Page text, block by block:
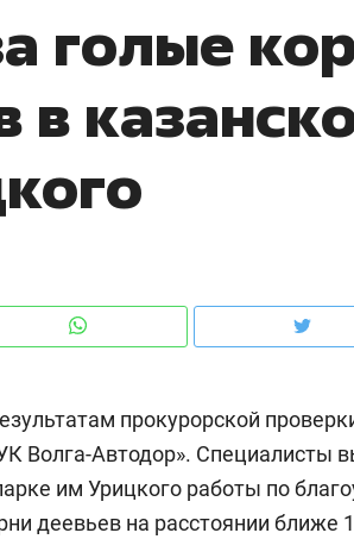
голые
в
прокурорской
Волга-Автодор». Специалисты
им Урицкого работы по
деевьев на расстоянии ближе
надо знать аксакалов и
Оман?
клиентах и
Рекомендуем
150 камер до
ID вместо ключа:
безопасность в ЖК